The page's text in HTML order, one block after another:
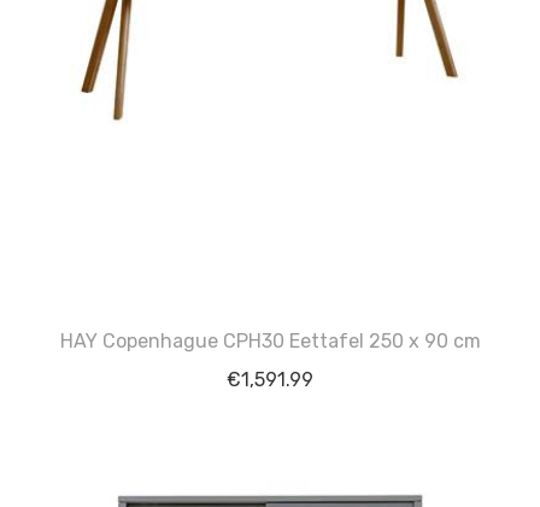
HAY Copenhague CPH30 Eettafel 250 x 90 cm
€1,591.99